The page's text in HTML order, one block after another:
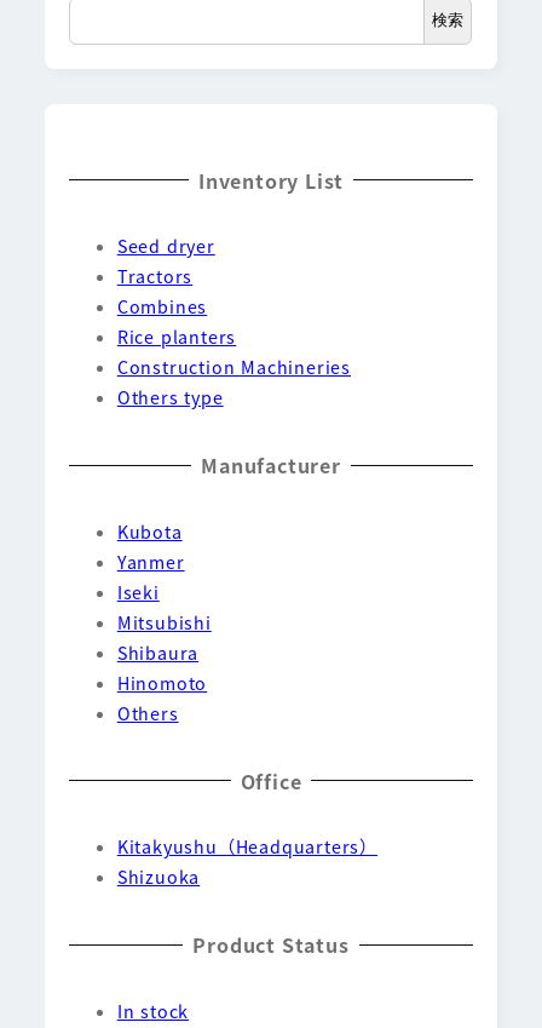
検索
Inventory List
Seed dryer
Tractors
Combines
Rice planters
Construction Machineries
Others type
Manufacturer
Kubota
Yanmer
Iseki
Mitsubishi
Shibaura
Hinomoto
Others
Office
Kitakyushu（Headquarters）
Shizuoka
Product Status
In stock